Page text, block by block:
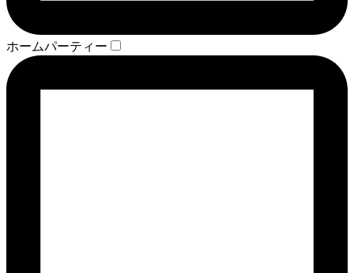
ホームパーティー